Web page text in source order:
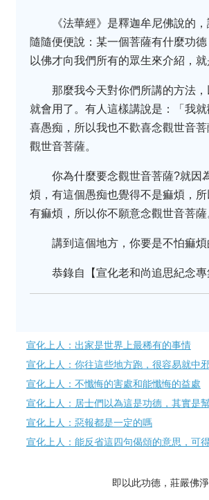
《法華經》是釋迦牟尼佛說的
隨隨便便說：某一個菩薩有什麼功
以佛才向我們所有的眾生來介紹，
那麼我今天對你們所講的方法
就會用了。有人這樣講說是：「我
喜愚痴，所以我也不歡喜念觀世音
觀世音菩薩。
你為什麼要念觀世音菩薩?就因
煩，有這個愚痴也覺得不是痲煩，
有痲煩，所以你不願意念觀世音菩薩
講到這個地方，你要是不怕痲
恭錄自【宣化老和尚追思紀念專
宣化上人：出家是世界上最稀有的事情
宣化上人：你往這些地方跑，很容易就中
宣化上人：不懺悔的害處和能懺悔的益處
宣化上人：居士們以為這是功德，其實是
宣化上人：惡報都是一定的嗎
宣化上人：能反省這四句偈頌的意思，可
即以此功德，莊嚴佛